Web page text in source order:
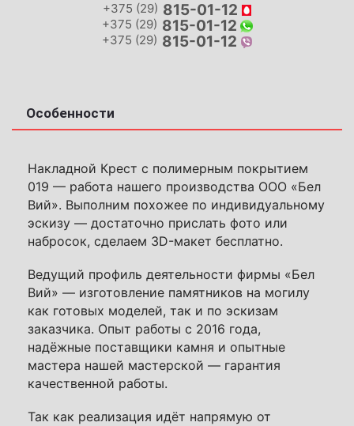
+375 (29) 815-01-12
+375 (29) 815-01-12
+375 (29) 815-01-12
Особенности
Накладной Крест с полимерным покрытием
019 — работа нашего производства ООО «Бел
Вий». Выполним похожее по индивидуальному
эскизу — достаточно прислать фото или
набросок, сделаем 3D-макет бесплатно.
Ведущий профиль деятельности фирмы «Бел
Вий» — изготовление памятников на могилу
как готовых моделей, так и по эскизам
заказчика. Опыт работы с 2016 года,
надёжные поставщики камня и опытные
мастера нашей мастерской — гарантия
качественной работы.
Так как реализация идёт напрямую от